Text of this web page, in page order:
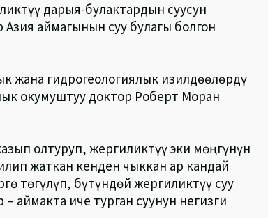
дарыя-булактардын суусун
аймагынын суу булагы болгон
жана гидрогеологиялык изилдөөлөрдү
окумуштуу доктор Роберт Моран
олтуруп, жергиликтүү эки мөңгүнүн
жаткан кенден чыккан ар кандай
төгүлүп, бүтүндөй жергиликтүү суу
аймакта иче турган суунун негизги